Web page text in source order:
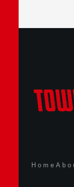
Home